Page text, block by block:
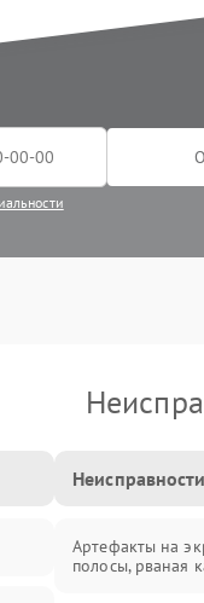
Неисправности
Артефакты на
полосы, рваная